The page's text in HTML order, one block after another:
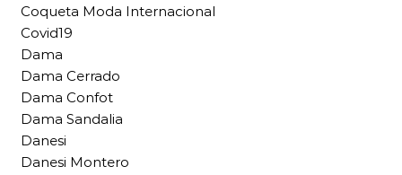
Coqueta Moda Internacional
Covid19
Dama
Dama Cerrado
Dama Confot
Dama Sandalia
Danesi
Danesi Montero